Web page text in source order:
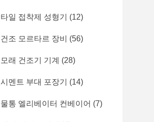
타일 접착제 성형기 (12)
건조 모르타르 장비 (56)
모래 건조기 기계 (28)
시멘트 부대 포장기 (14)
물통 엘리베이터 컨베이어 (7)